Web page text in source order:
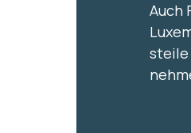
Auch
steile